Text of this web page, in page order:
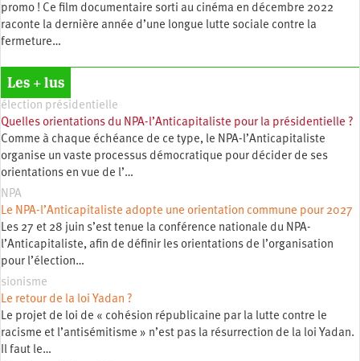
promo ! Ce film documentaire sorti au cinéma en décembre 2022
raconte la dernière année d’une longue lutte sociale contre la
fermeture…
Les + lus
élection présidentielle
Quelles orientations du NPA-l’Anticapitaliste pour la présidentielle ?
Comme à chaque échéance de ce type, le NPA-l’Anticapitaliste
organise un vaste processus démocratique pour décider de ses
orientations en vue de l’…
NPA
Le NPA-l’Anticapitaliste adopte une orientation commune pour 2027
Les 27 et 28 juin s’est tenue la conférence nationale du NPA-
l’Anticapitaliste, afin de définir les orientations de l’organisation
pour l’élection…
sionisme
Le retour de la loi Yadan ?
Le projet de loi de « cohésion républicaine par la lutte contre le
racisme et l’antisémitisme » n’est pas la résurrection de la loi Yadan.
Il faut le…